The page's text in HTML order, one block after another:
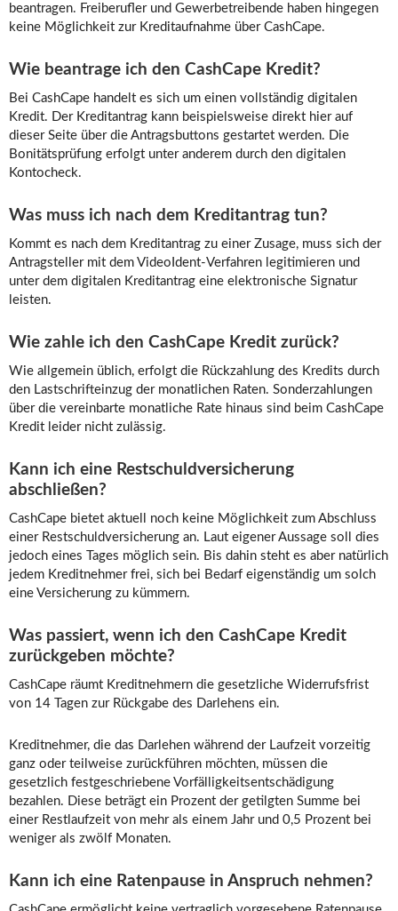
beantragen. Freiberufler und Gewerbetreibende haben hingegen
keine Möglichkeit zur Kreditaufnahme über CashCape.
Wie beantrage ich den CashCape Kredit?
Bei CashCape handelt es sich um einen vollständig digitalen
Kredit. Der Kreditantrag kann beispielsweise direkt hier auf
dieser Seite über die Antragsbuttons gestartet werden. Die
Bonitätsprüfung erfolgt unter anderem durch den digitalen
Kontocheck.
Was muss ich nach dem Kreditantrag tun?
Kommt es nach dem Kreditantrag zu einer Zusage, muss sich der
Antragsteller mit dem VideoIdent-Verfahren legitimieren und
unter dem digitalen Kreditantrag eine elektronische Signatur
leisten.
Wie zahle ich den CashCape Kredit zurück?
Wie allgemein üblich, erfolgt die Rückzahlung des Kredits durch
den Lastschrifteinzug der monatlichen Raten. Sonderzahlungen
über die vereinbarte monatliche Rate hinaus sind beim CashCape
Kredit leider nicht zulässig.
Kann ich eine Restschuldversicherung
abschließen?
CashCape bietet aktuell noch keine Möglichkeit zum Abschluss
einer Restschuldversicherung an. Laut eigener Aussage soll dies
jedoch eines Tages möglich sein. Bis dahin steht es aber natürlich
jedem Kreditnehmer frei, sich bei Bedarf eigenständig um solch
eine Versicherung zu kümmern.
Was passiert, wenn ich den CashCape Kredit
zurückgeben möchte?
CashCape räumt Kreditnehmern die gesetzliche Widerrufsfrist
von 14 Tagen zur Rückgabe des Darlehens ein.
Kreditnehmer, die das Darlehen während der Laufzeit vorzeitig
ganz oder teilweise zurückführen möchten, müssen die
gesetzlich festgeschriebene Vorfälligkeitsentschädigung
bezahlen. Diese beträgt ein Prozent der getilgten Summe bei
einer Restlaufzeit von mehr als einem Jahr und 0,5 Prozent bei
weniger als zwölf Monaten.
Kann ich eine Ratenpause in Anspruch nehmen?